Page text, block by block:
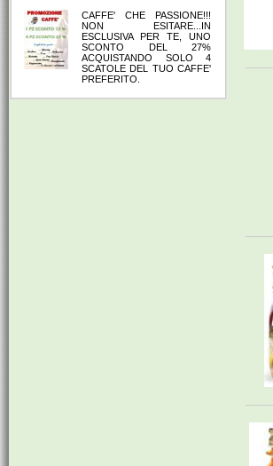
CAFFE' CHE PASSIONE!!!
NON ESITARE...IN
ESCLUSIVA PER TE, UNO
SCONTO DEL 27%
ACQUISTANDO SOLO 4
SCATOLE DEL TUO CAFFE'
PREFERITO.